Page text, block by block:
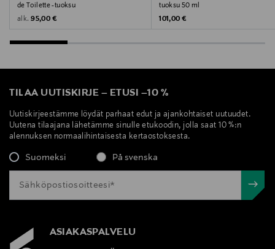
Valmistajan tuotenumero
Valmistaja
Giorgio Armani S.p.A.
Valmistajan osoite
VIA BORGONUOVO 11, MILANO, 20121, ITALY
https://www.armani.com/en-fi/help/contact-
us/contact-form/
Avainsanat
de Toilette -tuoksu
alk. Original Price
95,00 €
tuoksu 50 ml
Original Price
101,00 €
TILAA UUTISKIRJE – ETUSI –10 %
Uutiskirjeestämme löydät parhaat edut ja ajankohtaiset uutuudet.
Uutena tilaajana lähetämme sinulle etukoodin, jolla saat 10 %:n
alennuksen normaalihintaisesta kertaostoksesta.
Suomeksi På svenska
ASIAKASPALVELU